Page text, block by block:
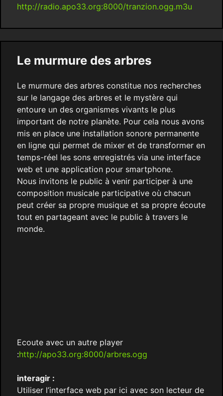
http://radio.apo33.org:8000/tranzion.ogg.m3u
Le murmure des arbres
Le murmure des arbres constitue nos recherches
sur le langage des arbres et le mystère qui
entoure un des organismes vivants le plus
important de notre planète. Pour cela nous avons
mis en place une installation sonore permanente
en ligne qui permet de mixer et de transformer en
temps-réel les sons enregistrés via une interface
web et une application pour smartphone.
Nous invitons le public à venir participer à une
composition musicale participative où chacun
peut créer sa propre musique et sa propre écoute
tout en partageant avec le public à travers le
monde.
Ecoute avec un autre player
:http://apo33.org:8000/arbres.ogg
interagir :
Utiliser l’interface web par ici avec son lecteur de